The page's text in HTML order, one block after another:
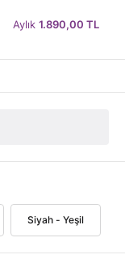
Aylık 1.890,00 TL
Siyah - Yeşil